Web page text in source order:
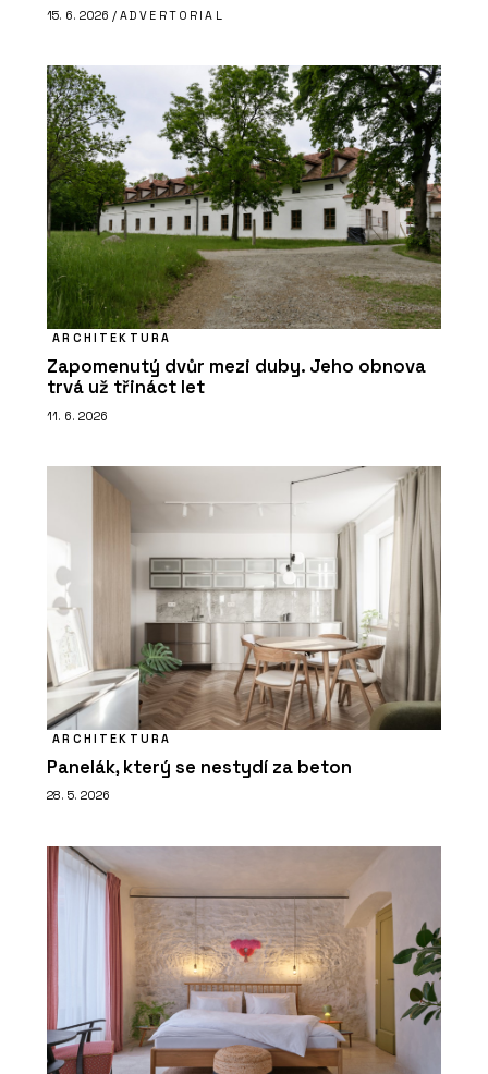
15. 6. 2026 / ADVERTORIAL
ARCHITEKTURA
Zapomenutý dvůr mezi duby. Jeho obnova
trvá už třináct let
11. 6. 2026
ARCHITEKTURA
Panelák, který se nestydí za beton
28. 5. 2026